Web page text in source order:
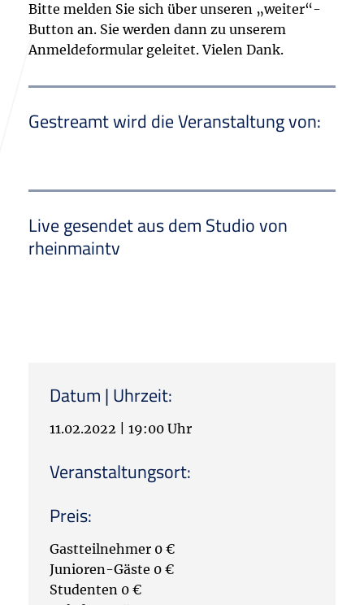
Bitte melden Sie sich über unseren „weiter“-
Button an. Sie werden dann zu unserem
Anmeldeformular geleitet. Vielen Dank.
Gestreamt wird die Veranstaltung von:
Live gesendet aus dem Studio von
rheinmaintv
Datum | Uhrzeit:
11.02.2022 19:00 Uhr
Veranstaltungsort:
Preis:
Gastteilnehmer 0 €
Junioren-Gäste 0 €
Studenten 0 €